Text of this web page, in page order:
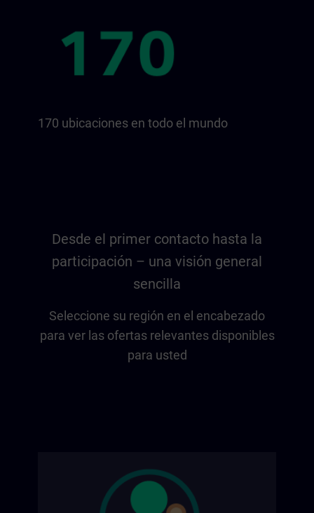
170 ubicaciones en todo el mundo
Desde el primer contacto hasta la
participación – una visión general
sencilla
Seleccione su región en el encabezado
para ver las ofertas relevantes disponibles
para usted